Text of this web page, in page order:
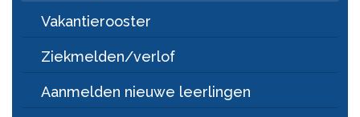
Vakantierooster
Ziekmelden/verlof
Aanmelden nieuwe leerlingen